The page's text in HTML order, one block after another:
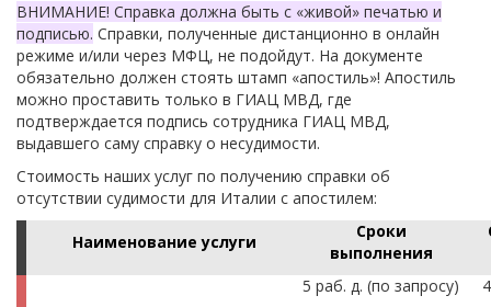
ВНИМАНИЕ! Справка должна быть с «живой» печатью и
подписью. Справки, полученные дистанционно в онлайн
режиме и/или через МФЦ, не подойдут. На документе
обязательно должен стоять штамп «апостиль»! Апостиль
можно проставить только в ГИАЦ МВД, где
подтверждается подпись сотрудника ГИАЦ МВД,
выдавшего саму справку о несудимости.
Стоимость наших услуг по получению справки об
отсутствии судимости для Италии с апостилем:
Наименование услуги
Сроки
выполнения
5 раб. д. (по запросу)